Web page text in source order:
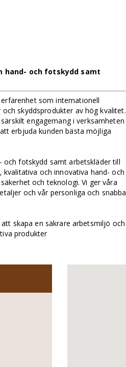
hand- och fotskydd samt
som internationell
skyddsprodukter av hög kvalitet.
engagemang i verksamheten
erbjuda kunden bästa möjliga
och fotskydd samt arbetskläder till
kvalitativa och innovativa hand- och
och teknologi. Vi ger våra
och vår personliga och snabba
skapa en säkrare arbetsmiljö och
produkter